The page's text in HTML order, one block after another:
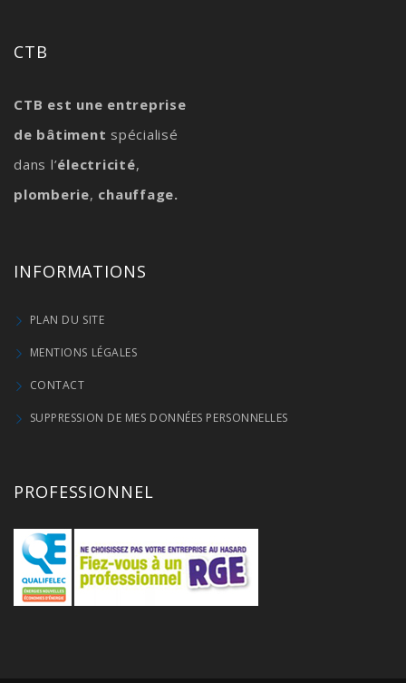
CTB
CTB est une entreprise
de bâtiment spécialisé
dans l’électricité,
plomberie, chauffage.
INFORMATIONS
PLAN DU SITE
MENTIONS LÉGALES
CONTACT
SUPPRESSION DE MES DONNÉES PERSONNELLES
PROFESSIONNEL